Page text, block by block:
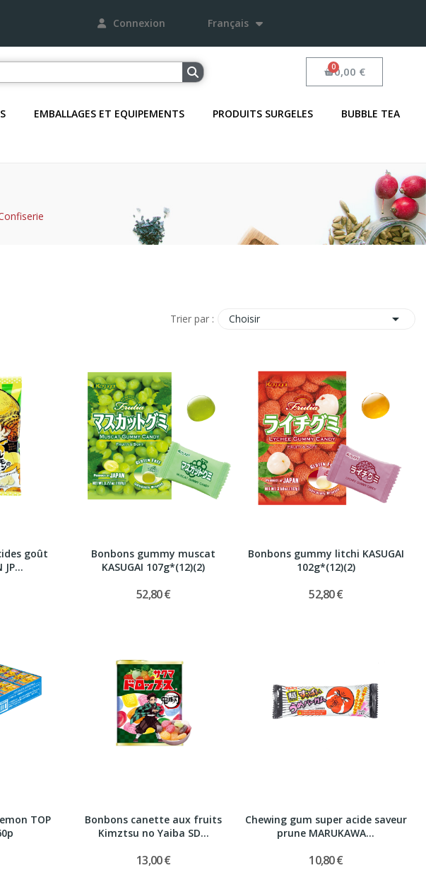
Connexion Français
0,00 €
EMBALLAGES ET EQUIPEMENTS PRODUITS SURGELES BUBBLE TEA
Trier par : Choisir 
goût
Bonbons gummy muscat
KASUGAI 107g*(12)(2)
52,80 €
Bonbons gummy litchi KASUGAI
102g*(12)(2)
52,80 €
TOP
Bonbons canette aux fruits
Kimztsu no Yaiba SD...
13,00 €
Chewing gum super acide saveur
prune MARUKAWA...
10,80 €